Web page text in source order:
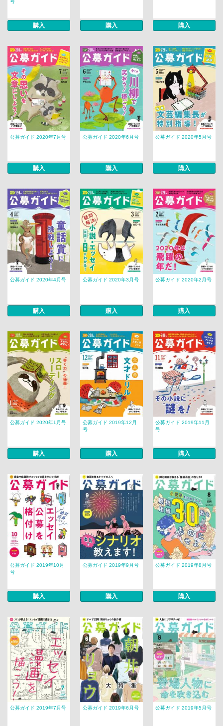
号
購入 購入 購入
公募ガイド 2020年7月号
購入
公募ガイド 2020年6月号
購入
公募ガイド 2020年5月号
購入
公募ガイド 2020年4月号
購入
公募ガイド 2020年3月号
購入
公募ガイド 2020年2月号
購入
公募ガイド 2020年1月号
購入
公募ガイド 2019年12月
号
購入
公募ガイド 2019年11月
号
購入
公募ガイド 2019年10月
号
購入
公募ガイド 2019年9月号
購入
公募ガイド 2019年8月号
購入
公募ガイド 2019年7月号 公募ガイド 2019年6月号 公募ガイド 2019年5月号